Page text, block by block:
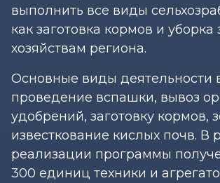
выполнить все виды
как заготовка кормов и уборка
хозяйствам региона.
Основные виды деятельности
проведение вспашки, вывоз
удобрений, заготовку кормов,
известкование кислых почв. В
реализации программы
300 единиц техники и